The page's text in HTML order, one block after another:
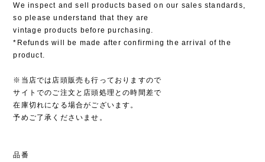
We inspect and sell products based on our sales standards,
so please understand that they are
vintage products before purchasing.
*Refunds will be made after confirming the arrival of the
product.
※当店では店頭販売も行っておりますので
サイトでのご注文と店頭処理との時間差で
在庫切れになる場合がございます。
予めご了承くださいませ。
品番